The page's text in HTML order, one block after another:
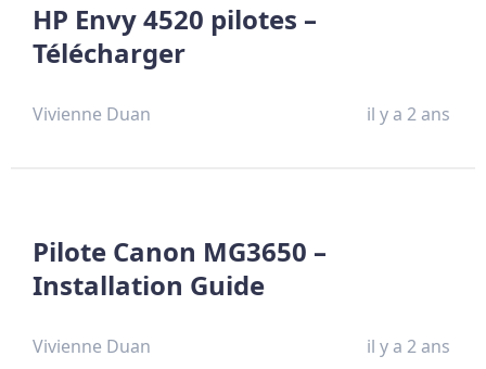
HP Envy 4520 pilotes –
Télécharger
Vivienne Duan il y a 2 ans
Pilote Canon MG3650 –
Installation Guide
Vivienne Duan il y a 2 ans